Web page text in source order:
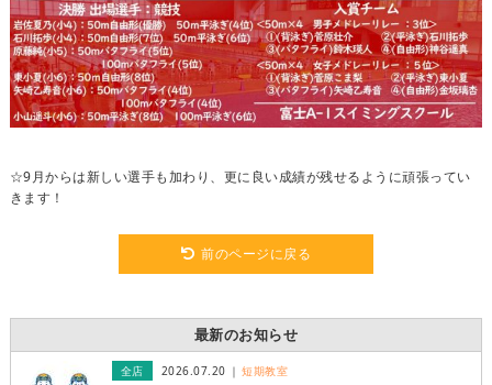
☆9月からは新しい選手も加わり、更に良い成績が残せるように頑張ってい
きます！
前のページに戻る
最新のお知らせ
全店 2026.07.20 短期教室